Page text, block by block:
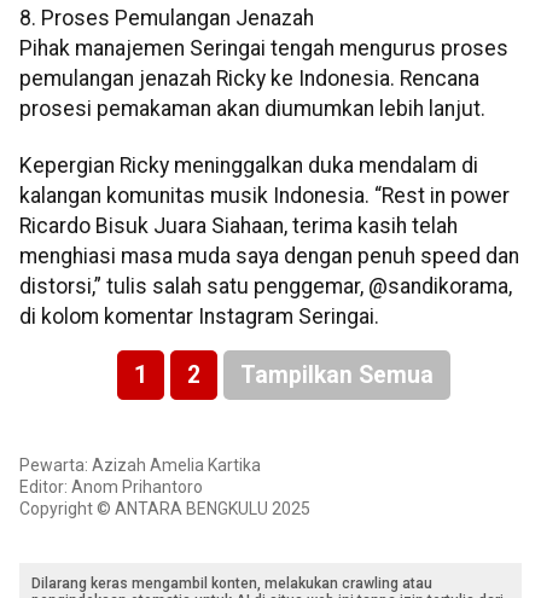
8. Proses Pemulangan Jenazah
Pihak manajemen Seringai tengah mengurus proses
pemulangan jenazah Ricky ke Indonesia. Rencana
prosesi pemakaman akan diumumkan lebih lanjut.
Kepergian Ricky meninggalkan duka mendalam di
kalangan komunitas musik Indonesia. “Rest in power
Ricardo Bisuk Juara Siahaan, terima kasih telah
menghiasi masa muda saya dengan penuh speed dan
distorsi,” tulis salah satu penggemar, @sandikorama,
di kolom komentar Instagram Seringai.
1 2 Tampilkan Semua
Pewarta: Azizah Amelia Kartika
Editor: Anom Prihantoro
Copyright © ANTARA BENGKULU 2025
Dilarang keras mengambil konten, melakukan crawling atau